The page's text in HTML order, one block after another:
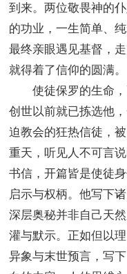
到来。两位敬畏神的
的功业，一生简单、
最终亲眼遇见基督，
就得着了信仰的圆满。
使徒保罗的生命，
创世以前就已拣选他
迫教会的狂热信徒，
重天，听见人不可言
书信，开篇皆是使徒
启示与权柄。他写下
深层奥秘并非自己天
灌与默示。正如但以
异象与末世预言，写